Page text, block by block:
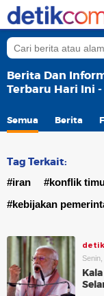
Berita Dan
Terbaru Hari Ini
Semua Berita
Tag Terkait:
#iran #konflik
#kebijakan